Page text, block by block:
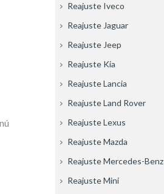
Reajuste Iveco
Reajuste Jaguar
Reajuste Jeep
Reajuste Kia
Reajuste Lancia
Reajuste Land Rover
Reajuste Lexus
Reajuste Mazda
Reajuste Mercedes-Benz
Reajuste Mini